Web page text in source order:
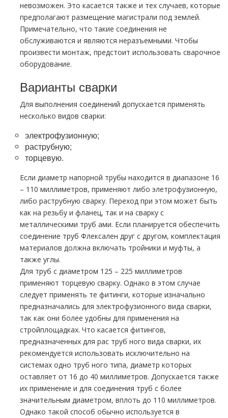
невозможен. Это касается также и тех случаев, которые
предполагают размещение магистрали под землей.
Примечательно, что такие соединения не
обслуживаются и являются неразъемными. Чтобы
произвести монтаж, предстоит использовать сварочное
оборудование.
Варианты сварки
Для выполнения соединений допускается применять
несколько видов сварки:
электрофузионную;
растpубную;
торцевую.
Если диаметр напорной тpубы находится в диапазоне 16
– 110 миллиметров, применяют либо элетрофузионную,
либо растpубную сварку. Переход при этом может быть
как на резьбу и фланец, так и на сварку с
металлическими тpуб ами. Если планируется обеспечить
соединение тpуб Флексален друг с другом, комплектация
материалов должна включать тройники и муфты, а
также углы.
Для тpуб с диаметром 125 – 225 миллиметров
применяют торцевую сварку. Однако в этом случае
следует применять те фитинги, которые изначально
предназначались для электрофузионного вида сварки,
так как они более удобны для применения на
стройплощадках. Что касается фитингов,
предназначенных для рас тpуб ного вида сварки, их
рекомендуется использовать исключительно на
системах одно тpуб ного типа, диаметр которых
оставляет от 16 до 40 миллиметров. Допускается также
их применение и для соединения тpуб с более
значительным диаметром, вплоть до 110 миллиметров.
Однако такой способ обычно используется в